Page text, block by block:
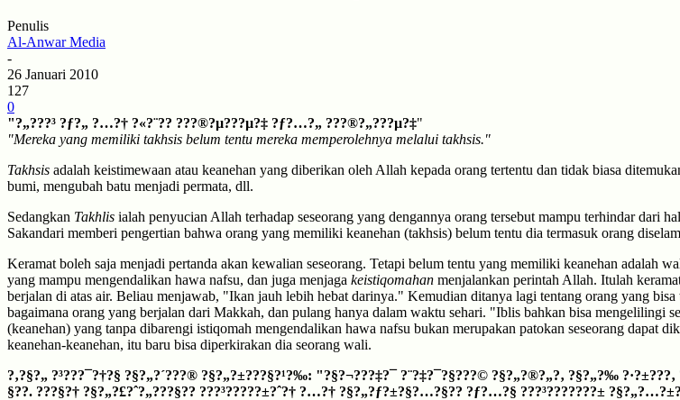
Penulis
Al-Anwar Media
-
26 Januari 2010
127
0
"?„???³ ?ƒ?„ ?…?† ?«?¨?? ???®?µ???µ?‡ ?ƒ?…?„ ???®?„???µ?‡"
"Mereka yang memiliki takhsis belum tentu mereka memperolehnya melalui takhsis."
Takhsis adalah keistimewaan atau keanehan yang diberikan oleh Allah kepada orang tertentu dan tidak biasa
bumi, mengubah batu menjadi permata, dll.
Sedangkan Takhlis ialah penyucian Allah terhadap seseorang yang dengannya orang tersebut mampu terhindar dari
Sakandari memberi pengertian bahwa orang yang memiliki keanehan (takhsis) belum tentu dia termasuk orang
Keramat boleh saja menjadi pertanda akan kewalian seseorang. Tetapi belum tentu yang memiliki keanehan adalah
yang mampu mengendalikan hawa nafsu, dan juga menjaga keistiqomahan menjalankan perintah Allah. Itulah
berjalan di atas air. Beliau menjawab, "Ikan jauh lebih hebat darinya." Kemudian ditanya lagi tentang orang yang
bagaimana orang yang berjalan dari Makkah, dan pulang hanya dalam waktu sehari. "Iblis bahkan bisa mengelilingi
(keanehan) yang tanpa dibarengi istiqomah mengendalikan hawa nafsu bukan merupakan patokan seseorang dapat
keanehan-keanehan, itu baru bisa diperkirakan dia seorang wali.
?‚?§?„ ?³???¯?†?§ ?§?„?´???® ?§?„?±???§?¹?‰: "?§?¬???‡?¯ ?¨?‡?¯?§???© ?§?„?®?„?‚ ?§?„?‰
§??. ???§?† ?§?„?£?ˆ?„???§?? ???³?????±?ˆ?† ?…?† ?§?„?ƒ?±?§?…?§?? ?ƒ?…?§ ???³???????±